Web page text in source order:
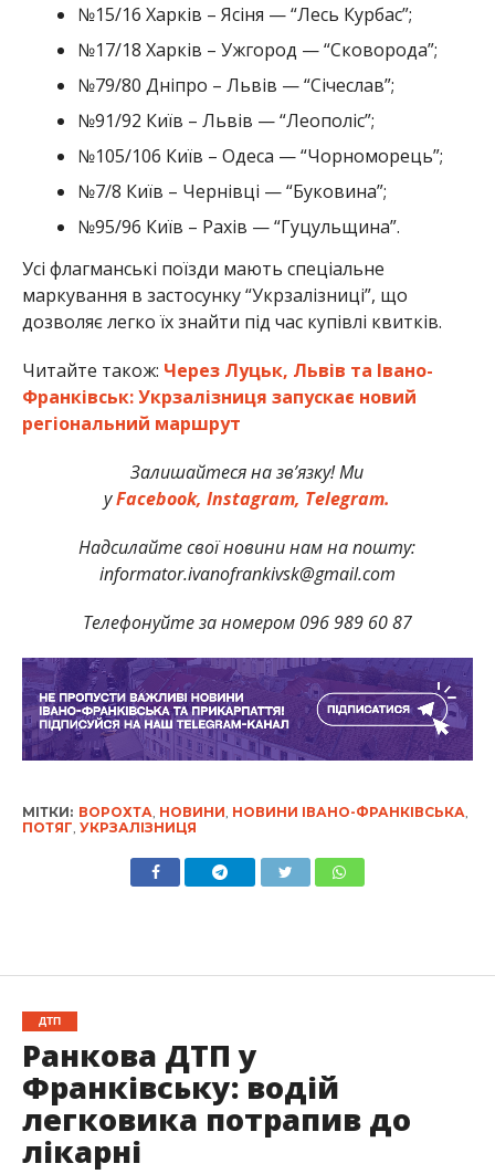
№15/16 Харків – Ясіня — “Лесь Курбас”;
№17/18 Харків – Ужгород — “Сковорода”;
№79/80 Дніпро – Львів — “Січеслав”;
№91/92 Київ – Львів — “Леополіс”;
№105/106 Київ – Одеса — “Чорноморець”;
№7/8 Київ – Чернівці — “Буковина”;
№95/96 Київ – Рахів — “Гуцульщина”.
Усі флагманські поїзди мають спеціальне
маркування в застосунку “Укрзалізниці”, що
дозволяє легко їх знайти під час купівлі квитків.
Читайте також: Через Луцьк, Львів та Івано-
Франківськ: Укрзалізниця запускає новий
регіональний маршрут
Залишайтеся на зв’язку! Ми
уFacebook, Instagram, Telegram.
Надсилайте свої новини нам на пошту:
informator.ivanofrankivsk@gmail.com
Телефонуйте за номером 096 989 60 87
МІТКИ: ВОРОХТА, НОВИНИ, НОВИНИ ІВАНО-ФРАНКІВСЬКА,
ПОТЯГ, УКРЗАЛІЗНИЦЯ
ДТП
Ранкова ДТП у
Франківську: водій
легковика потрапив до
лікарні